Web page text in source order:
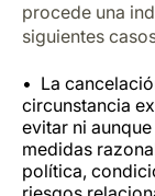
procede una
siguientes
La
circunstancia
evitar ni
medidas
política,